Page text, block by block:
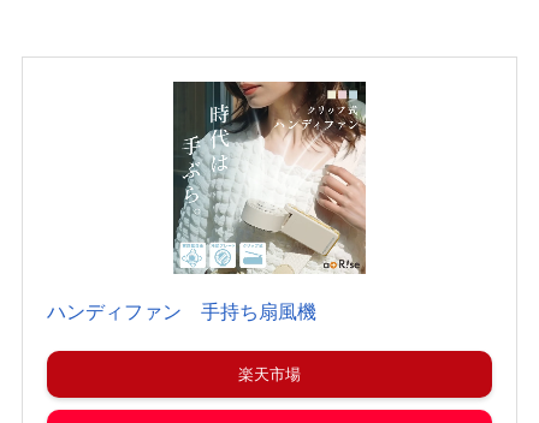
ハンディファン 手持ち扇風機
楽天市場